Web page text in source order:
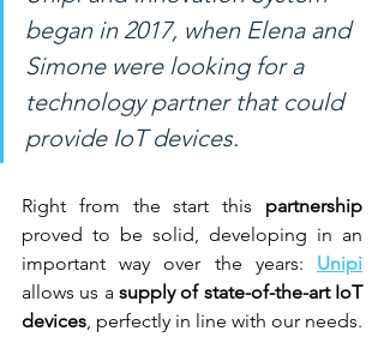
began in 2017, when Elena and
Simone were looking for a
technology partner that could
provide IoT devices.
Right from the start this
proved to be solid, developing in an
important way over the years: Unipi
allows us a supply of state-of-the-art IoT
devices, perfectly in line with our needs.